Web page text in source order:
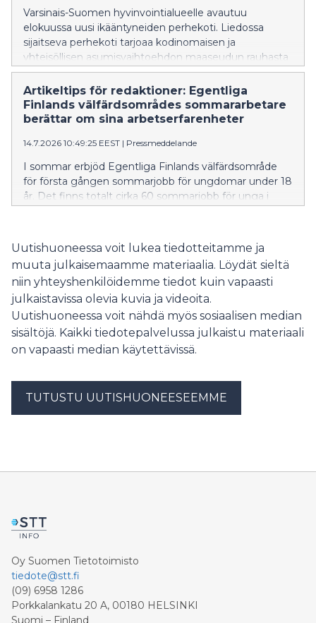
Varsinais-Suomen hyvinvointialueelle avautuu
elokuussa uusi ikääntyneiden perhekoti. Liedossa
sijaitseva perhekoti tarjoaa kodinomaisen ja
yhteisöllisen asumisvaihtoehdon maaseudun rauhasta
nauttiville ikäihmisille.
Artikeltips för redaktioner: Egentliga
Finlands välfärdsområdes sommararbetare
berättar om sina arbetserfarenheter
14.7.2026 10:49:25 EEST | Pressmeddelande
I sommar erbjöd Egentliga Finlands välfärdsområde
för första gången sommarjobb för ungdomar under 18
år. Det finns totalt cirka 60 sommarjobb för unga i
akutsjukvård runt om i Egentliga Finland.
Uutishuoneessa voit lukea tiedotteitamme ja
muuta julkaisemaamme materiaalia. Löydät sieltä
niin yhteyshenkilöidemme tiedot kuin vapaasti
julkaistavissa olevia kuvia ja videoita.
Uutishuoneessa voit nähdä myös sosiaalisen median
sisältöjä. Kaikki tiedotepalvelussa julkaistu materiaali
on vapaasti median käytettävissä.
TUTUSTU UUTISHUONEESEEMME
Oy Suomen Tietotoimisto
tiedote@stt.fi
(09) 6958 1286
Porkkalankatu 20 A, 00180 HELSINKI
Suomi – Finland